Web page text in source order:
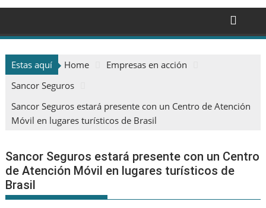
Estas aquí Home
Empresas en acción
Sancor Seguros
Sancor Seguros estará presente con un Centro de Atención
Móvil en lugares turísticos de Brasil
Sancor Seguros estará presente con un Centro
de Atención Móvil en lugares turísticos de
Brasil